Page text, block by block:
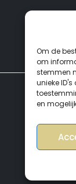
Om de
om
stemmen
unieke
en